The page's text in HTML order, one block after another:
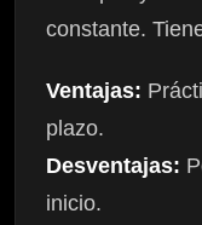
constante.
Ventajas:
plazo.
Desventajas:
inicio.